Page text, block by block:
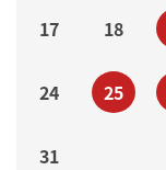
17 18
24 25
31